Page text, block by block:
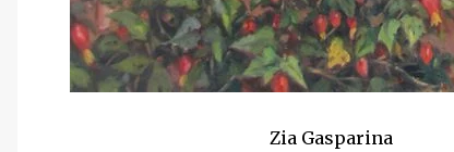
Zia Gasparina